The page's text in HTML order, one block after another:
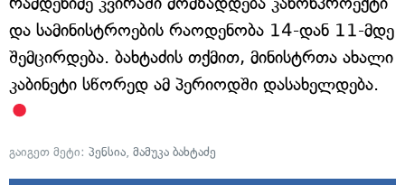
და სამინისტროების რაოდენობა 14-დან 11-მდე
შემცირდება. ბახტაძის თქმით, მინისტრთა ახალი
კაბინეტი სწორედ ამ პერიოდში დასახელდება.
გაიგეთ მეტი: პენსია, მამუკა ბახტაძე